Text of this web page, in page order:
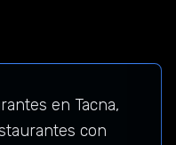
en Tacna,
con